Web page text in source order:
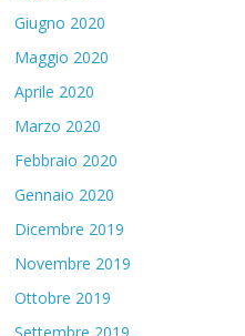
Giugno 2020
Maggio 2020
Aprile 2020
Marzo 2020
Febbraio 2020
Gennaio 2020
Dicembre 2019
Novembre 2019
Ottobre 2019